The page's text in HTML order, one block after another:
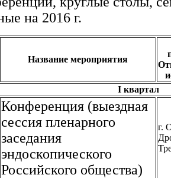
на 2016 г.
Название мероприятия
I квартал
Конференция (выездная
сессия пленарного
заседания
эндоскопического
Российского общества)
г.